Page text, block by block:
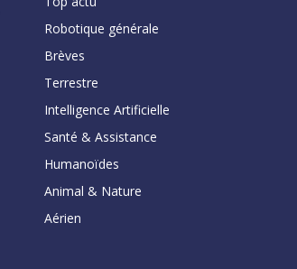
Robotique générale
Brèves
Terrestre
Intelligence Artificielle
Santé & Assistance
Humanoïdes
Animal & Nature
Aérien